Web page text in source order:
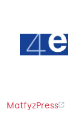
MatfyzPress